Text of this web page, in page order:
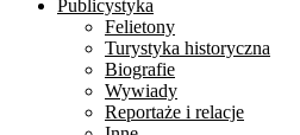
Publicystyka
Felietony
Turystyka historyczna
Biografie
Wywiady
Reportaże i relacje